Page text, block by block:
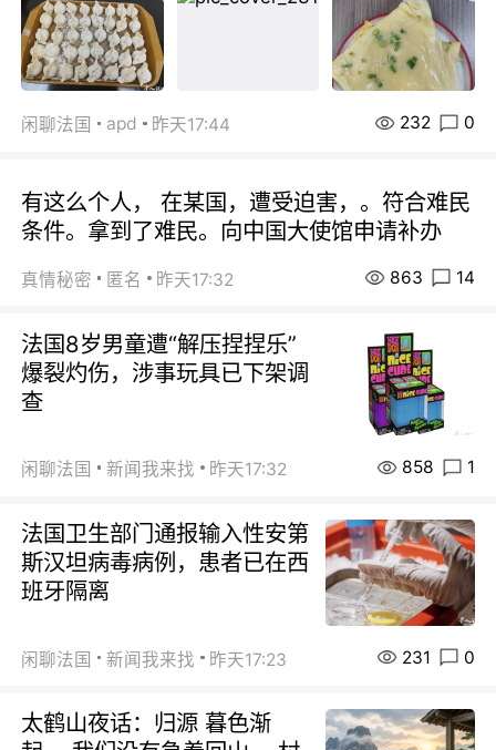
闲聊法国 apd 昨天17:44 232 0
有这么个人， 在某国，遭受迫害，。符合难民
条件。拿到了难民。向中国大使馆申请补办
真情秘密 匿名 昨天17:32 863 14
法国8岁男童遭“解压捏捏乐”
爆裂灼伤，涉事玩具已下架调
查
闲聊法国 新闻我来找 昨天17:32 858 1
法国卫生部门通报输入性安第
斯汉坦病毒病例，患者已在西
班牙隔离
闲聊法国 新闻我来找 昨天17:23 231 0
太鹤山夜话：归源 暮色渐